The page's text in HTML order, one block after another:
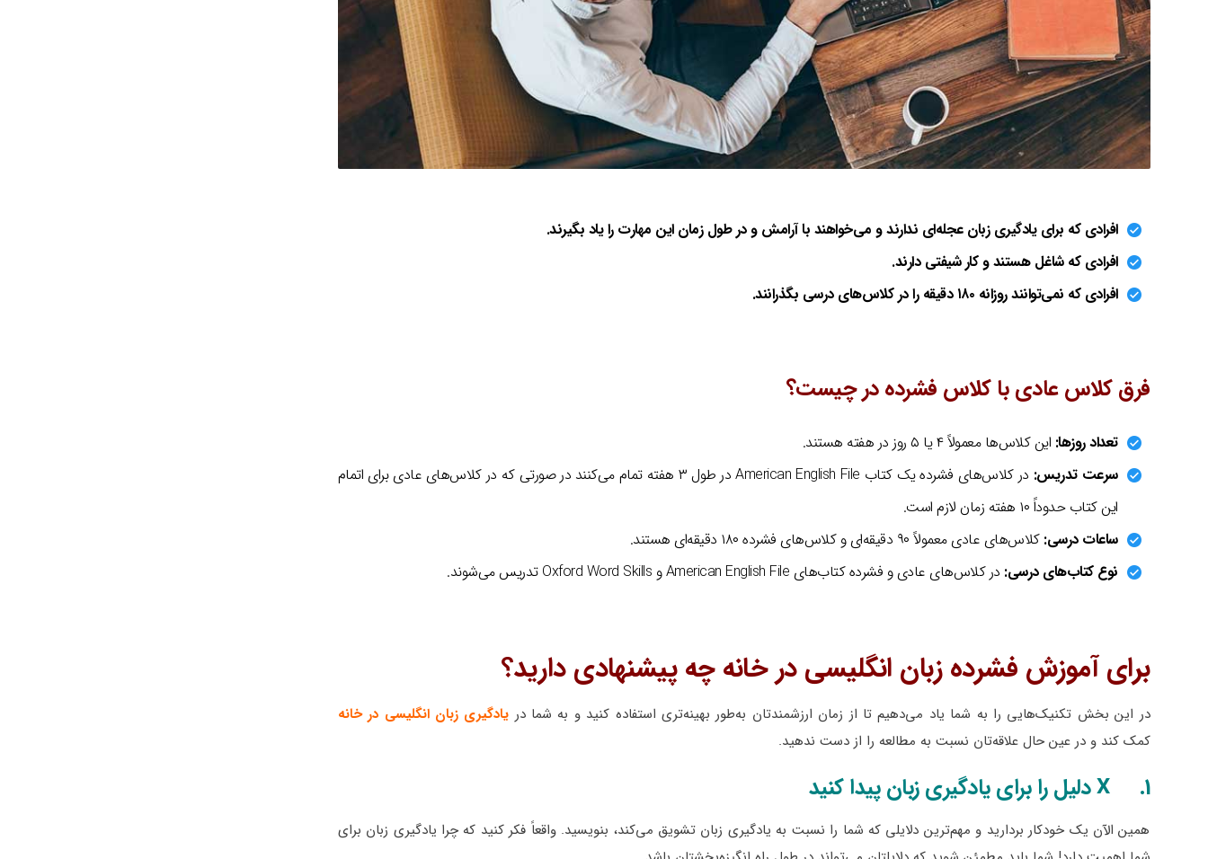
افرادی که برای یادگیری زبان عجله‌ای ندارند و می‌خواهند با آرامش و در طول زمان این مهارت را یاد بگیرند.
افرادی که شاغل هستند و کار شیفتی دارند.
افرادی که نمی‌توانند روزانه ۱۸۰ دقیقه را در کلاس‌های درسی بگذرانند.
فرق کلاس عادی با کلاس فشرده در چیست؟
تعداد روزها: این کلاس‌ها معمولاً ۴ یا ۵ روز در هفته هستند.
سرعت تدریس:
در کلاس‌های فشرده یک کتاب American English File در طول ۳ هفته تمام می‌کنند در صورتی که در کلاس‌های عادی برای اتمام
این کتاب حدوداً ۱۰ هفته زمان لازم است.
ساعات درسی: کلاس‌های عادی معمولاً ۹۰ دقیقه‌ای و کلاس‌های فشرده ۱۸۰ دقیقه‌ای هستند.
نوع کتاب‌های درسی: در کلاس‌های عادی و فشرده کتاب‌های American English File و Oxford Word Skills تدریس می‌شوند.
برای آموزش فشرده زبان انگلیسی در خانه چه پیشنهادی دارید؟
در این بخش تکنیک‌هایی را به شما یاد می‌دهیم تا از زمان ارزشمندتان به‌طور بهینه‌تری استفاده کنید و به شما در یادگیری زبان انگلیسی در خانه
کمک کند و در عین حال علاقه‌تان نسبت به مطالعه را از دست ندهید.
1. X دلیل را برای یادگیری زبان پیدا کنید
همین الآن یک خودکار بردارید و مهم‌ترین دلایلی که شما را نسبت به یادگیری زبان تشویق می‌کند، بنویسید. واقعاً فکر کنید که چرا یادگیری زبان برای